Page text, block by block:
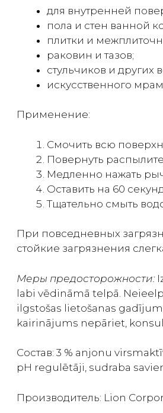
для внутренней
пола и стен ванной
плитки и
раковин и тазов;
стульчиков и других
искусственного
Применение:
Смочить всю
Повернуть
Медленно нажать
Оставить на 60 секунд.
Тщательно смыть
При повседневных
стойкие загрязнения
Меры предосторожности:
labi vēdināmā telpā.
ilgstošas lietošanas
kairinājums nepāriet,
Состав: 3 % anjonu
pH regulētāji, sudraba
Производитель: Lion